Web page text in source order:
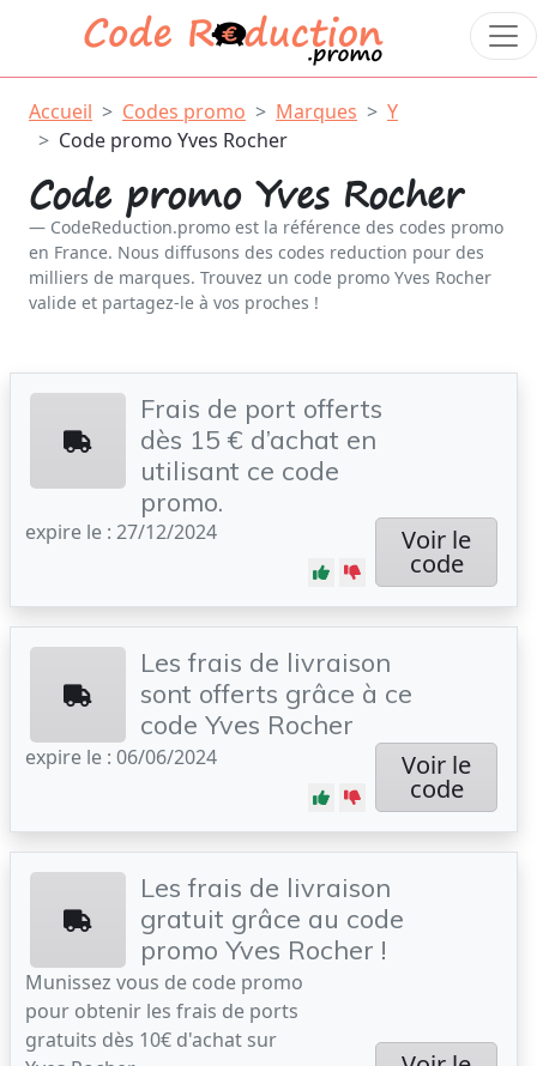
Accueil Codes promo Marques
Y
Code promo Yves Rocher
Code promo Yves Rocher
CodeReduction.promo est la référence des codes promo
en France. Nous diffusons des codes reduction pour des
milliers de marques. Trouvez un code promo Yves Rocher
valide et partagez-le à vos proches !
Frais de port offerts
dès 15 € d’achat en
utilisant ce code
promo.
expire le : 27/12/2024 Voir le
code
Les frais de livraison
sont offerts grâce à ce
code Yves Rocher
expire le : 06/06/2024 Voir le
code
Les frais de livraison
gratuit grâce au code
promo Yves Rocher !
Munissez vous de code promo
pour obtenir les frais de ports
gratuits dès 10€ d'achat sur